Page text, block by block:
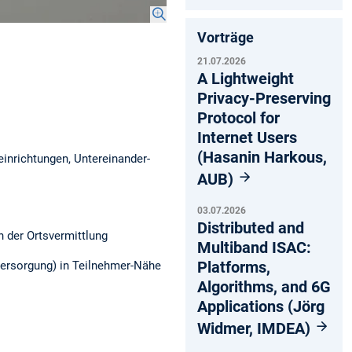
Untereinander-
der Ortsvermittlung
in Teilnehmer-Nähe
Vorträge
21.07.2026
A Lightweight
Privacy-Preserving
Protocol for
Internet Users
(Hasanin Harkous,
AUB)
03.07.2026
Distributed and
Multiband ISAC:
Platforms,
Algorithms, and 6G
Applications (Jörg
Widmer, IMDEA)